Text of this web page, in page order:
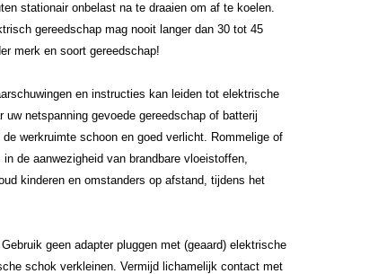
stationair onbelast na te draaien om af te koelen.
gereedschap mag nooit langer dan 30 tot 45
merk en soort gereedschap!
en instructies kan leiden tot elektrische
netspanning gevoede gereedschap of batterij
werkruimte schoon en goed verlicht. Rommelige of
de aanwezigheid van brandbare vloeistoffen,
kinderen en omstanders op afstand, tijdens het
geen adapter pluggen met (geaard) elektrische
schok verkleinen. Vermijd lichamelijk contact met